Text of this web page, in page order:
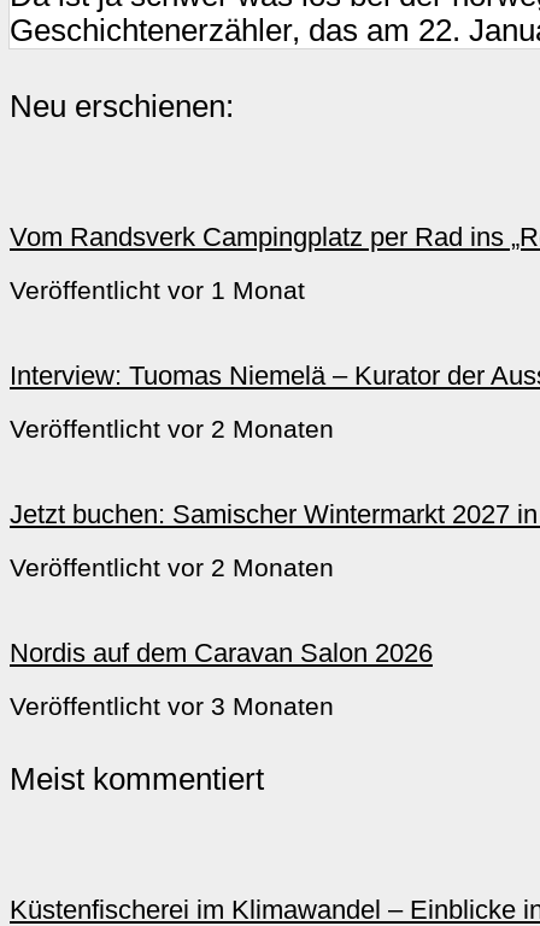
Geschichtenerzähler, das am 22.
Neu erschienen:
Vom Randsverk Campingplatz per Rad ins
Veröffentlicht vor 1 Monat
Interview: Tuomas Niemelä – Kurator der
Veröffentlicht vor 2 Monaten
Jetzt buchen: Samischer Wintermarkt 2027
Veröffentlicht vor 2 Monaten
Nordis auf dem Caravan Salon 2026
Veröffentlicht vor 3 Monaten
Meist kommentiert
Küstenfischerei im Klimawandel – Einblicke